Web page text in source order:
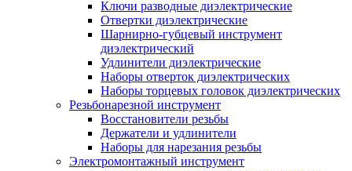
Ключи разводные диэлектрические
Отвертки диэлектрические
Шарнирно-губцевый инструмент
диэлектрический
Удлинители диэлектрические
Наборы отверток диэлектрических
Наборы торцевых головок диэлектрических
Резьбонарезной инструмент
Восстановители резьбы
Держатели и удлинители
Наборы для нарезания резьбы
Электромонтажный инструмент